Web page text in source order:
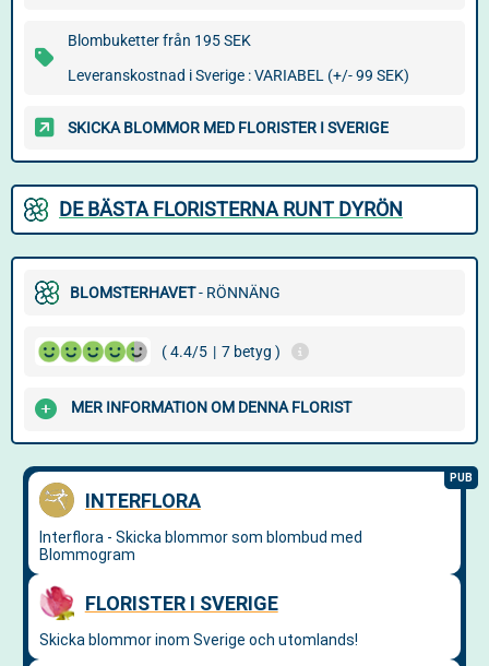
Blombuketter från 195 SEK
Leveranskostnad i Sverige : VARIABEL (+/- 99 SEK)
SKICKA BLOMMOR MED FLORISTER I SVERIGE
DE BÄSTA FLORISTERNA RUNT DYRÖN
BLOMSTERHAVET- RÖNNÄNG
( 4.4/5 | 7 betyg )
MER INFORMATION OM DENNA FLORIST